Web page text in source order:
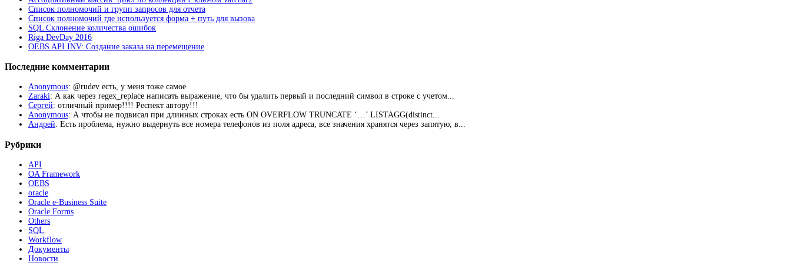
Список полномочий и групп запросов для отчета
Список полномочий где используется форма + путь для вызова
SQL Склонение количества ошибок
Riga DevDay 2016
OEBS API INV: Создание заказа на перемещение
Последние комментарии
Anonymous: @rudev есть, у меня тоже самое
Zaraki: А как через regex_replace написать выражение, что бы удалить первый и последний символ в строке с учетом...
Сергей: отличный пример!!!! Респект автору!!!
Anonymous: А чтобы не подвисал при длинных строках есть ON OVERFLOW TRUNCATE ‘…’ LISTAGG(distinct...
Андрей: Есть проблема, нужно выдернуть все номера телефонов из поля адреса, все значения хранятся через запятую, в...
Рубрики
API
OA Framework
OEBS
oracle
Oracle e-Business Suite
Oracle Forms
Others
SQL
Workflow
Документы
Новости